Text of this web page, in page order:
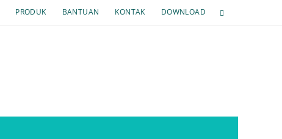
PRODUK BANTUAN KONTAK DOWNLOAD